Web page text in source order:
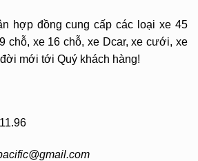
hợp đồng cung cấp các loại xe 45
chỗ, xe 16 chỗ, xe Dcar, xe cưới, xe
mới tới Quý khách hàng!